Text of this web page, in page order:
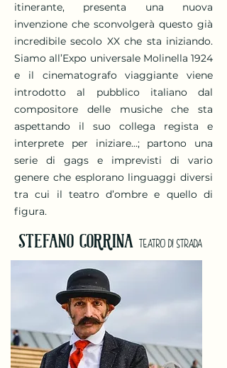
itinerante, presenta una nuova
invenzione che sconvolgerà questo già
incredibile secolo XX che sta iniziando.
Siamo all’Expo universale Molinella 1924
e il cinematografo viaggiante viene
introdotto al pubblico italiano dal
compositore delle musiche che sta
aspettando il suo collega regista e
interprete per iniziare...; partono una
serie di gags e imprevisti di vario
genere che esplorano linguaggi diversi
tra cui il teatro d’ombre e quello di
figura.
STEFANO CORRINA TEATRO DI STRADA